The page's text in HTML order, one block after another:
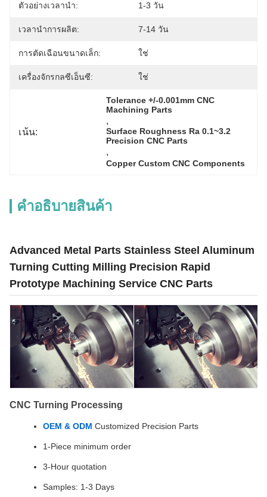
ตัวอย่างเวลานำ: 1-3 วัน
เวลานำการผลิต: 7-14 วัน
การตัดเฉือนขนาดเล็ก: ใช่
เครื่องจักรกลซีเอ็นซี: ใช่
เน้น:
Tolerance +/-0.001mm CNC
Machining Parts
,
Surface Roughness Ra 0.1~3.2
Precision CNC Parts
,
Copper Custom CNC Components
คําอธิบายสินค้า
Advanced Metal Parts Stainless Steel Aluminum
Turning Cutting Milling Precision Rapid
Prototype Machining Service CNC Parts
CNC Turning Processing
OEM & ODM Customized Precision Parts
1-Piece minimum order
3-Hour quotation
Samples: 1-3 Days